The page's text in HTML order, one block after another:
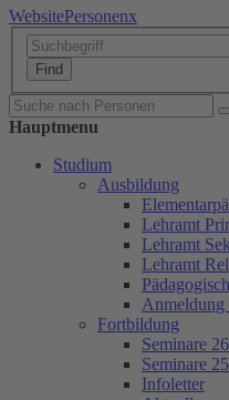
WebsitePersonenx
Hauptmenu
Studium
Ausbildung
Lehramt
Lehramt
Lehramt
Anmeldung
Fortbildung
Seminare
Seminare
Infoletter